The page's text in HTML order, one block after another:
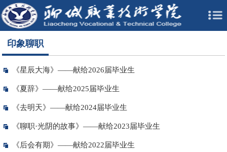
印象聊职
《星辰大海》——献给2026届毕业生
《夏辞》——献给2025届毕业生
《去明天》——献给2024届毕业生
《聊职·光阴的故事》——献给2023届毕业生
《后会有期》——献给2022届毕业生